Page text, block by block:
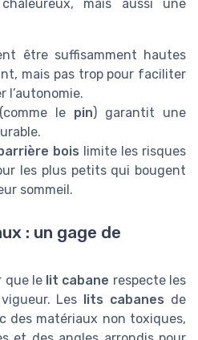
mais aussi une
être suffisamment hautes
mais pas trop pour faciliter
l’autonomie.
le pin) garantit une
bois limite les risques
les plus petits qui bougent
sommeil.
: un gage de
que le lit cabane respecte les
Les lits cabanes de
des matériaux non toxiques,